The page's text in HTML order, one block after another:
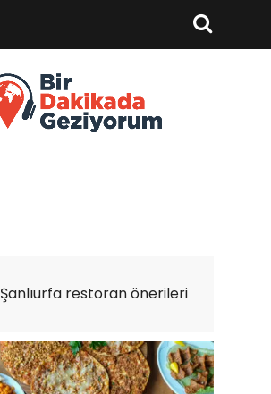
Şanlıurfa restoran önerileri